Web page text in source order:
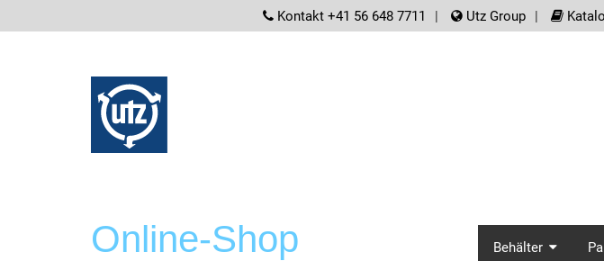
screenreader.meta_nav
Kontakt +41 56 648 7711 Utz Group
Online-Shop Behälter